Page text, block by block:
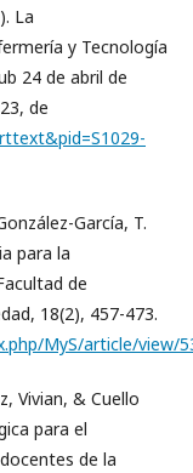
La
y Tecnología
24 de abril de
de
García, T.
para la
de
18(2), 457-473.
MyS/article/view/
Vivian, & Cuello
para el
de la